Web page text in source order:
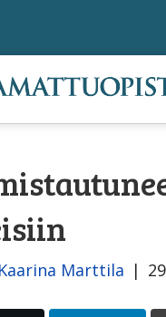
Marttila |